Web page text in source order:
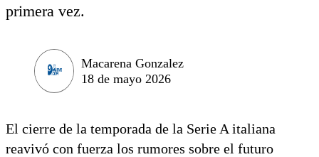
primera vez.
Macarena Gonzalez
18 de mayo 2026
El cierre de la temporada de la Serie A italiana
reavivó con fuerza los rumores sobre el futuro